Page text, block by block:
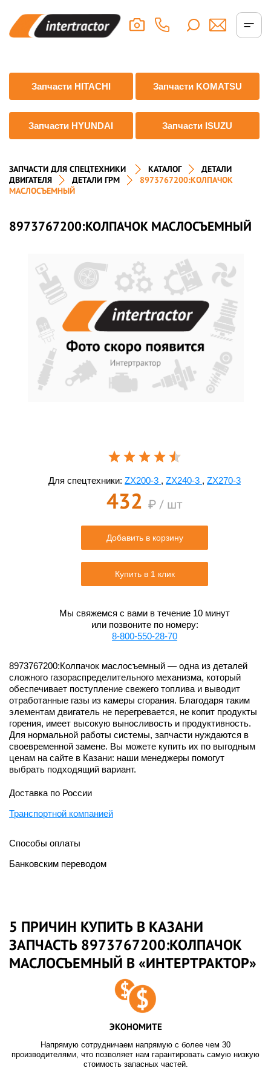
Запчасти HITACHI Запчасти KOMATSU
Запчасти HYUNDAI Запчасти ISUZU
ЗАПЧАСТИ ДЛЯ СПЕЦТЕХНИКИ КАТАЛОГ
ДЕТАЛИ
ДВИГАТЕЛЯ
ДЕТАЛИ ГРМ
8973767200:КОЛПАЧОК
МАСЛОСЪЕМНЫЙ
8973767200:КОЛПАЧОК МАСЛОСЪЕМНЫЙ
Для спецтехники: ZX200-3 , ZX240-3 , ZX270-3
432 ₽ / шт
Добавить в корзину
Купить в 1 клик
Мы свяжемся с вами в течение 10 минут
или позвоните по номеру:
8-800-550-28-70
8973767200:Колпачок маслосъемный — одна из деталей
сложного газораспределительного механизма, который
обеспечивает поступление свежего топлива и выводит
отработанные газы из камеры сгорания. Благодаря таким
элементам двигатель не перегревается, не копит продукты
горения, имеет высокую выносливость и продуктивность.
Для нормальной работы системы, запчасти нуждаются в
своевременной замене. Вы можете купить их по выгодным
ценам на сайте в Казани: наши менеджеры помогут
выбрать подходящий вариант.
Доставка по России
Транспортной компанией
Способы оплаты
Банковским переводом
5 ПРИЧИН КУПИТЬ В КАЗАНИ
ЗАПЧАСТЬ 8973767200:КОЛПАЧОК
МАСЛОСЪЕМНЫЙ В «ИНТЕРТРАКТОР»
ЭКОНОМИТЕ
Напрямую сотрудничаем напрямую с более чем 30
производителями, что позволяет нам гарантировать самую низкую
стоимость запасных частей.